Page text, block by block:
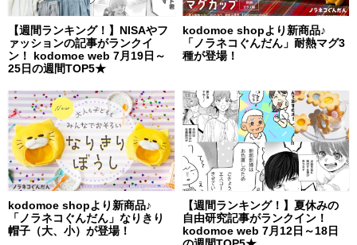
【週間ランキング！】NISAやフ
ァッションの記事がランクイ
ン！ kodomoe web 7月19日～
25日の週間TOP5★
kodomoe shopより新商品♪
「ノラネコぐんだん」耐熱マグ3
種が登場！
kodomoe shopより新商品♪
「ノラネコぐんだん」なりきり
帽子（大、小）が登場！
【週間ランキング！】夏休みの
自由研究記事がランクイン！
kodomoe web 7月12日～18日